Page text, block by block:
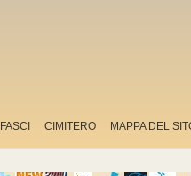
FASCI CIMITERO MAPPA DEL